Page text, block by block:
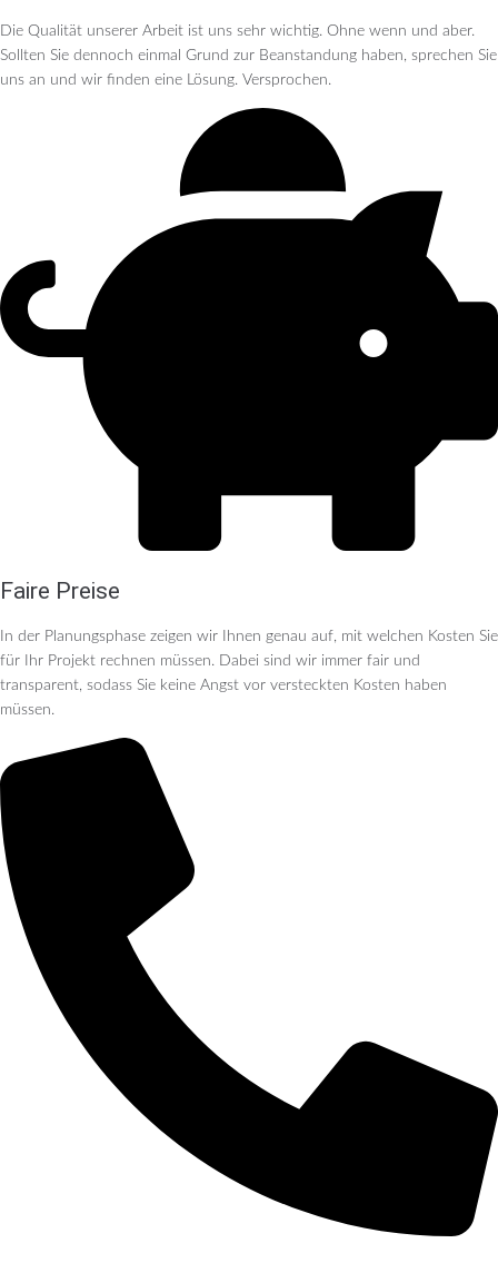
Die Qualität unserer Arbeit ist uns sehr wichtig. Ohne wenn und aber.
Sollten Sie dennoch einmal Grund zur Beanstandung haben, sprechen Sie
uns an und wir finden eine Lösung. Versprochen.
Faire Preise
In der Planungsphase zeigen wir Ihnen genau auf, mit welchen Kosten Sie
für Ihr Projekt rechnen müssen. Dabei sind wir immer fair und
transparent, sodass Sie keine Angst vor versteckten Kosten haben
müssen.